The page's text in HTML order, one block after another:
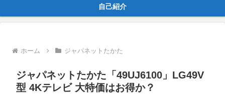
自己紹介
ホーム ジャパネットたかた
ジャパネットたかた「49UJ6100」LG49V
型 4Kテレビ 大特価はお得か？